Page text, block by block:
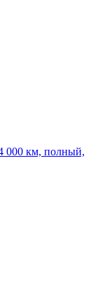
000 км, полный,